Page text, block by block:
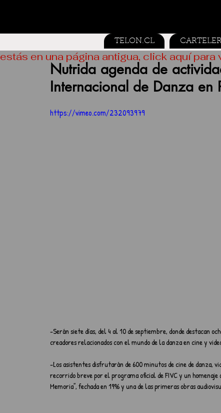
TELON.CL
Nutrida agenda de
Internacional de Danza en
https://vimeo.com/232093979
-Serán siete días, del 4 al 10 de septiembre, donde destacan
creadores relacionados con el mundo de la danza en cine y
-Los asistentes disfrutarán de 600 minutos de cine de
recorrido breve por el programa oficial de FIVC y un
Memoria”, fechada en 1996 y una de las primeras obras
estás en una página antigua, click aquí